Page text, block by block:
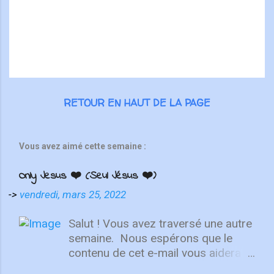
RETOUR EN HAUT DE LA PAGE
Vous avez aimé cette semaine :
Only Jesus ❤️ (Seul Jésus ❤️)
-> vendredi, mars 25, 2022
Salut ! Vous avez traversé une autre
semaine. ⁣ Nous espérons que le
contenu de cet e-mail vous aidera à